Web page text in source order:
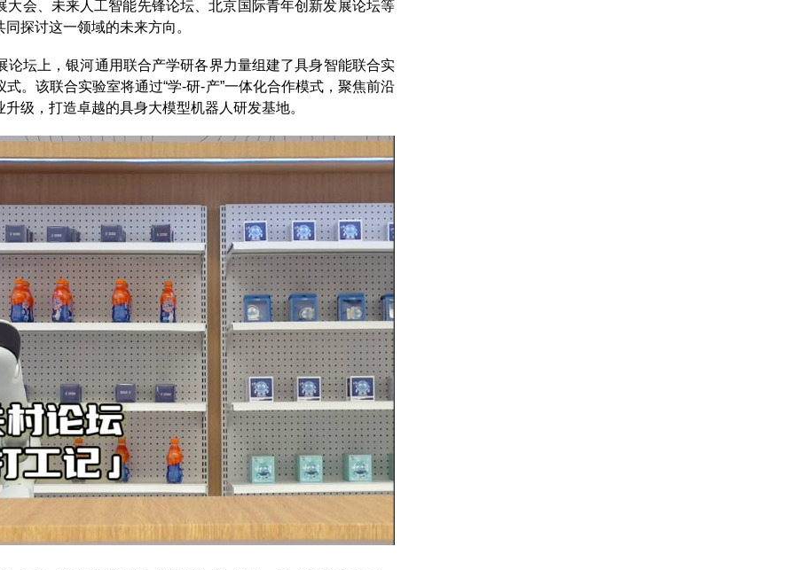
会、未来人工智能先锋论坛、北京国际青年创新发展论坛等
探讨这一领域的未来方向。
坛上，银河通用联合产学研各界力量组建了具身智能联合实
。该联合实验室将通过“学-研-产”一体化合作模式，聚焦前沿
级，打造卓越的具身大模型机器人研发基地。